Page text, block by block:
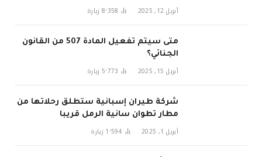
في 2026
أبريل 12, 2025 8٬358 زيارة
متى سيتم تفعيل المادة 507 من القانون
الجنائي؟
أبريل 15, 2025 5٬773 زيارة
شركة طيران إسبانية ستطلق رحلاتها من
مطار تطوان سانية الرمل قريبا
أبريل 1, 2025 1٬594 زيارة